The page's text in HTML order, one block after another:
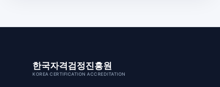
한국자격검정진흥원
KOREA CERTIFICATION ACCREDITATION